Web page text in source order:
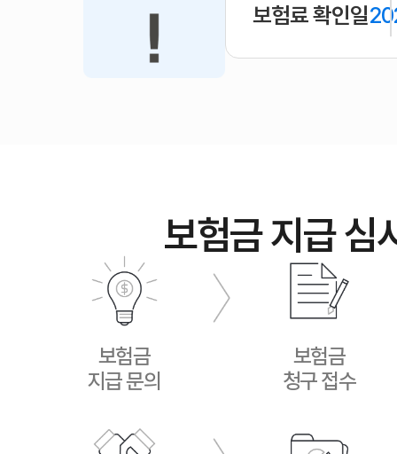
보험료 확인일
보험금 지급 심
보험금
지급 문의
보험금
청구 접수